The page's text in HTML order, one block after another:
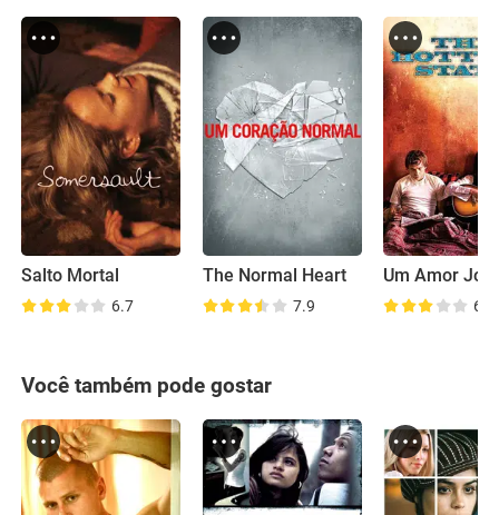
Salto Mortal
6.7
The Normal Heart
7.9
Um Amor
6.0
Você também pode gostar